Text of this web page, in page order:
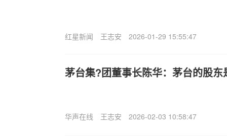
红星新闻 王志安 2026-01-29 15:55:47
茅台集?团董事长陈华：茅台的股东
华声在线 王志安 2026-02-03 10:58:47